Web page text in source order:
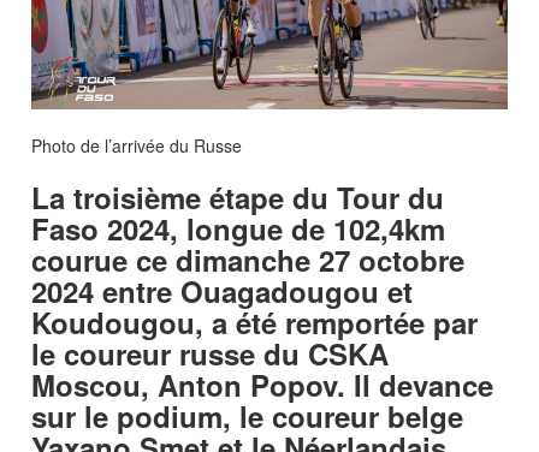
Photo de l’arrivée du Russe
La troisième étape du Tour du
Faso 2024, longue de 102,4km
courue ce dimanche 27 octobre
2024 entre Ouagadougou et
Koudougou, a été remportée par
le coureur russe du CSKA
Moscou, Anton Popov. Il devance
sur le podium, le coureur belge